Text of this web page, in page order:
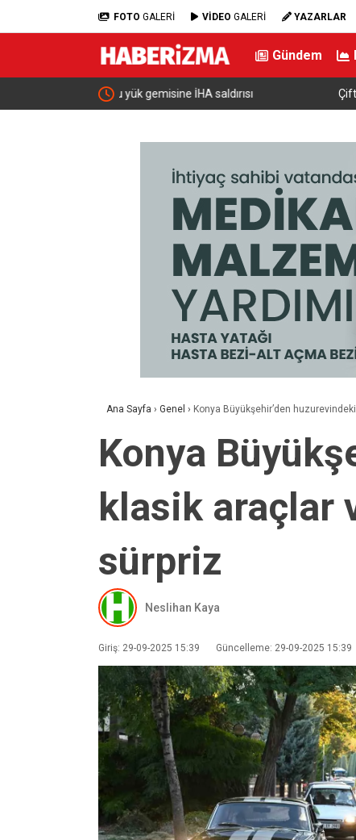
FOTO GALERİ VİDEO GALERİ YAZARLAR
Gündem
Çiftçilere 688 Milyon Lira Tutarında Tarımsal
Ana Sayfa › Genel › Konya Büyükşehir’den
Konya
klasik araçlar
sürpriz
Neslihan Kaya
Giriş: 29-09-2025 15:39 Güncelleme: 29-09-2025 15:39